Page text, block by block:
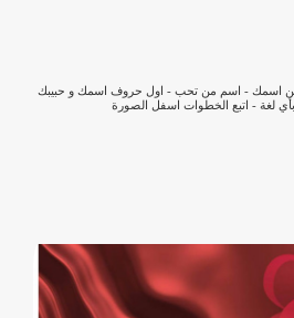
اسمك - اسم من تحب - اول حروف اسمك و حبيبك
لغة - اتبع الخطوات اسفل الصورة